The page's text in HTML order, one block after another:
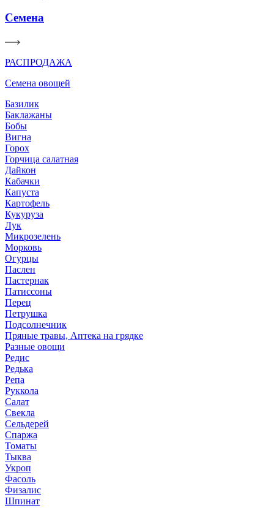
Семена
РАСПРОДАЖА
Семена овощей
Базилик
Баклажаны
Бобы
Вигна
Горох
Горчица салатная
Дайкон
Кабачки
Капуста
Картофель
Кукуруза
Лук
Микрозелень
Морковь
Огурцы
Паслен
Пастернак
Патиссоны
Перец
Петрушка
Подсолнечник
Пряные травы, Аптека на грядке
Разные овощи
Редис
Редька
Репа
Руккола
Салат
Свекла
Сельдерей
Спаржа
Томаты
Тыква
Укроп
Фасоль
Физалис
Шпинат